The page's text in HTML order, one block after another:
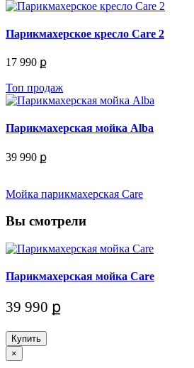
Парикмахерское кресло Care 2
17 990 ք
Топ продаж
Парикмахерская мойка Alba
39 990 ք
Мойка парикмахерская Care
Вы смотрели
Парикмахерская мойка Care
39 990 ք
Купить
×